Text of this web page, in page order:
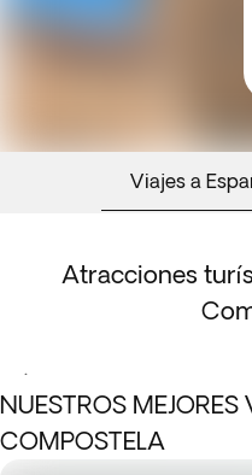
Viajes a
Atracciones
.
NUESTROS
COMPOSTELA